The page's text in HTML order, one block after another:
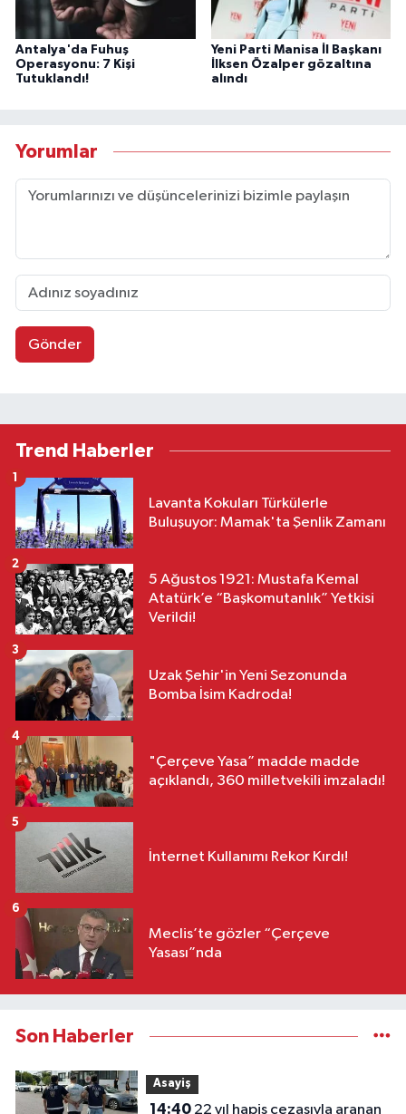
Antalya'da Fuhuş
Operasyonu: 7 Kişi
Tutuklandı!
Yeni Parti Manisa İl Başkanı
İlksen Özalper gözaltına
alındı
Yorumlar
Gönder
Trend Haberler
Lavanta Kokuları Türkülerle
Buluşuyor: Mamak'ta Şenlik Zamanı
1
5 Ağustos 1921: Mustafa Kemal
Atatürk’e “Başkomutanlık” Yetkisi
Verildi!
2
Uzak Şehir'in Yeni Sezonunda
Bomba İsim Kadroda!
3
"Çerçeve Yasa” madde madde
açıklandı, 360 milletvekili imzaladı!
4
İnternet Kullanımı Rekor Kırdı!
5
Meclis’te gözler “Çerçeve
Yasası”nda
6
Son Haberler
Asayiş
14:4022 yıl hapis cezasıyla aranan